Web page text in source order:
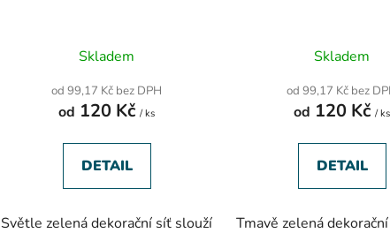
hodnocení
je
5,0
5
hvězdiček.
Skladem
od 99,17 Kč bez DPH
od 120 Kč/ ks
DETAIL
Světle zelená dekorační síť slouží
je
5,0
5
Skladem
od 99,17 Kč bez
od 120 Kč/ ks
DETAIL
Tmavě zelená